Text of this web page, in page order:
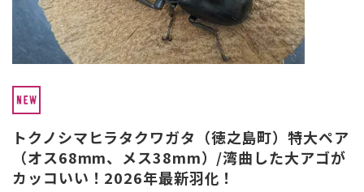
トクノシマヒラタクワガタ（徳之島町）特大ペア
（オス68mm、メス38mm）/湾曲した大アゴが
カッコいい！2026年最新羽化！